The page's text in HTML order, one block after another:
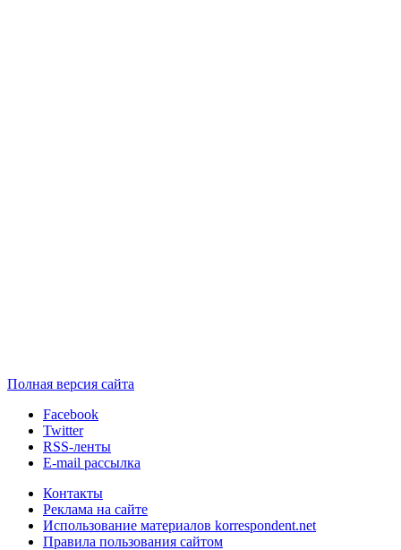
Полная версия сайта
Facebook
Twitter
RSS-ленты
E-mail рассылка
Контакты
Реклама на сайте
Использование материалов korrespondent.net
Правила пользования сайтом